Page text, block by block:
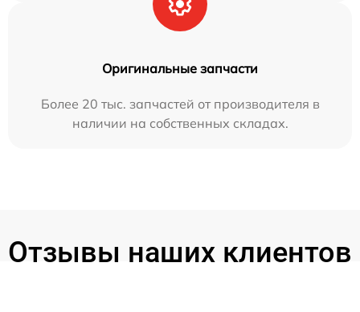
Оригинальные запчасти
Более 20 тыс. запчастей от производителя в
наличии на собственных складах.
Отзывы наших клиентов